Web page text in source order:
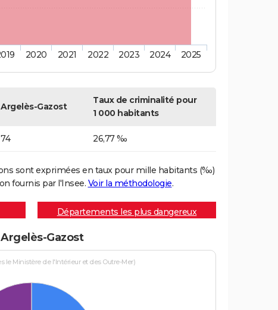
2020 2021 2022 2023 2024 2025
Argelès-Gazost
Taux de criminalité pour
1 000 habitants
74 26,77 ‰
sont exprimées en taux pour mille habitants (‰)
fournis par l'Insee. Voir la méthodologie.
Départements les plus dangereux
Gazost
le Ministère de l'Intérieur et des Outre-Mer)